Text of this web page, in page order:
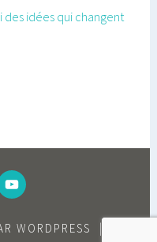
des idées qui changent
YOUTUBE
WORDPRESS